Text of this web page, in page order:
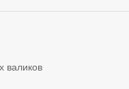
валиков